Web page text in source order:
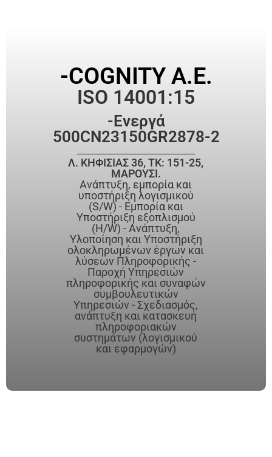
-COGNITY Α.Ε.
ISO 14001:15
-Ενεργά
500CN23150GR2878-2
Λ. ΚΗΦΙΣΙΑΣ 36, ΤΚ: 151-25,
ΜΑΡΟΥΣΙ.
Ανάπτυξη, εμπορία και
υποστήριξη λογισμικού
(S/W) - Εμπορία και
Υποστήριξη εξοπλισμού
(H/W) - Ανάπτυξη,
Υλοποίηση και Υποστήριξη
ολοκληρωμένων έργων και
λύσεων Πληροφορικής -
Παροχή Υπηρεσιών
πληροφορικής και συναφών
συμβουλευτικών
Υπηρεσιών - Σχεδιασμός,
ανάπτυξη και κατασκευή
πληροφοριακών
συστημάτων (λογισμικού
και εφαρμογών)